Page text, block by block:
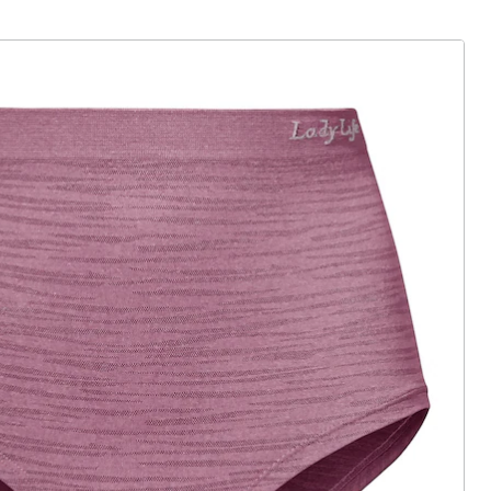
abonnieren